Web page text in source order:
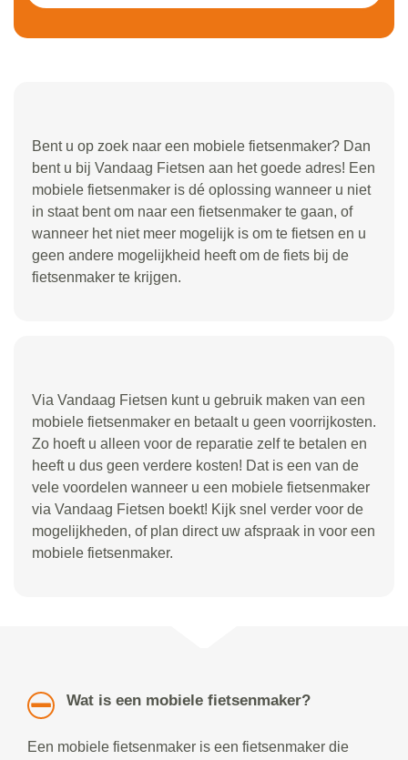
Bent u op zoek naar een mobiele fietsenmaker? Dan
bent u bij Vandaag Fietsen aan het goede adres! Een
mobiele fietsenmaker is dé oplossing wanneer u niet
in staat bent om naar een fietsenmaker te gaan, of
wanneer het niet meer mogelijk is om te fietsen en u
geen andere mogelijkheid heeft om de fiets bij de
fietsenmaker te krijgen.
Via Vandaag Fietsen kunt u gebruik maken van een
mobiele fietsenmaker en betaalt u geen voorrijkosten.
Zo hoeft u alleen voor de reparatie zelf te betalen en
heeft u dus geen verdere kosten! Dat is een van de
vele voordelen wanneer u een mobiele fietsenmaker
via Vandaag Fietsen boekt! Kijk snel verder voor de
mogelijkheden, of plan direct uw afspraak in voor een
mobiele fietsenmaker.
Wat is een mobiele fietsenmaker?
Een mobiele fietsenmaker is een fietsenmaker die